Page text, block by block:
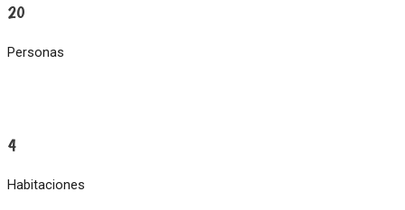
20
Personas
4
Habitaciones